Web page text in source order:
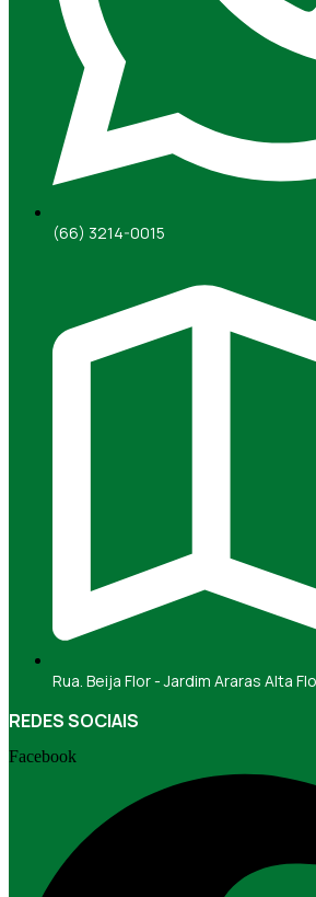
(66) 3214-0015
Rua. Beija Flor - Jardim Araras Alta
REDES SOCIAIS
Facebook